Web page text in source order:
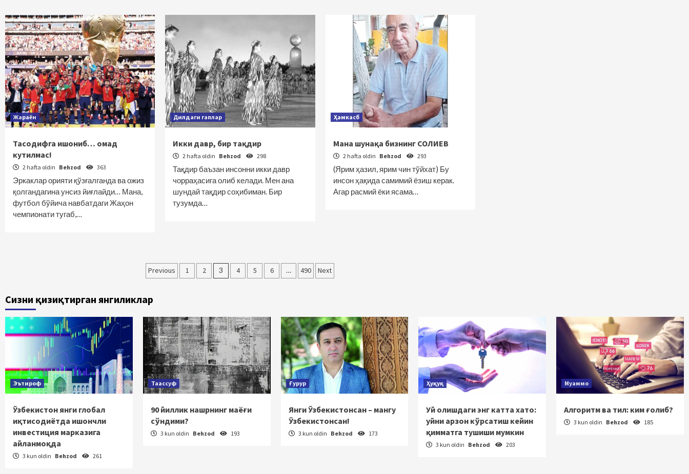
Жараён
Тасодифга ишониб… омад
кутилмас!
2 hafta oldin Behzod 363
Эркаклар орияти қўзғалганда ва ожиз
қолгандагина унсиз йиғлайди… Мана,
футбол бўйича навбатдаги Жаҳон
чемпионати тугаб,…
Дилдаги гаплар
Икки давр, бир тақдир
2 hafta oldin Behzod 298
Тақдир баъзан инсонни икки давр
чорраҳасига олиб келади. Мен ана
шундай тақдир соҳибиман. Бир
тузумда…
Ҳамкасб
Мана шунақа бизнинг СОЛИЕВ
2 hafta oldin Behzod 293
(Ярим ҳазил, ярим чин тўйхат) Бу
инсон ҳақида самимий ёзиш керак.
Агар расмий ёки ясама…
Maqolalar
harakatlanish
Previous 1 2 3 4 5 6 … 490 Next
Сизни қизиқтирган янгиликлар
Эътироф
Ўзбекистон янги глобал
иқтисодиётда ишончли
инвестиция марказига
айланмоқда
3 kun oldin Behzod 261
Таассуф
90 йиллик нашрнинг маёғи
сўндими?
3 kun oldin Behzod 193
Ғурур
Янги Ўзбекистонсан – мангу
Ўзбекистонсан!
3 kun oldin Behzod 173
Ҳуқуқ
Уй олишдаги энг катта хато:
уйни арзон кўрсатиш кейин
қимматга тушиши мумкин
3 kun oldin Behzod 203
Муаммо
Алгоритм ва тил: ким ғолиб?
3 kun oldin Behzod 185